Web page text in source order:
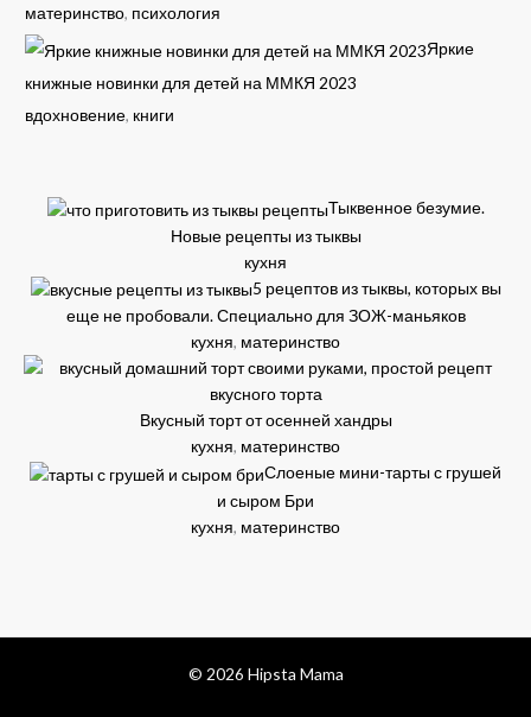
материнство, психология
Яркие
книжные новинки для детей на ММКЯ 2023
вдохновение, книги
Тыквенное безумие.
Новые рецепты из тыквы
кухня
5 рецептов из тыквы, которых вы
еще не пробовали. Специально для ЗОЖ-маньяков
кухня, материнство
Вкусный торт от осенней хандры
кухня, материнство
Слоеные мини-тарты с грушей
и сыром Бри
кухня, материнство
© 2026 Hipsta Mama